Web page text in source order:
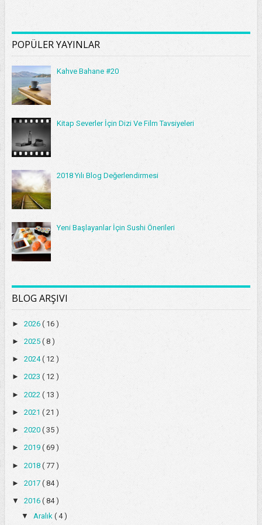
POPÜLER YAYINLAR
Kahve Bahane #20
Kitap Severler İçin Dizi Ve Film Tavsiyeleri
2018 Yılı Blog Değerlendirmesi
Yeni Başlayanlar İçin Sushi Önerileri
BLOG ARŞIVI
► 2026 ( 16 )
► 2025 ( 8 )
► 2024( 12 )
► 2023 ( 12 )
► 2022 ( 13 )
► 2021 ( 21 )
► 2020 ( 35 )
► 2019 ( 69 )
► 2018 ( 77 )
► 2017 ( 84 )
▼ 2016 ( 84 )
▼ Aralık ( 4 )